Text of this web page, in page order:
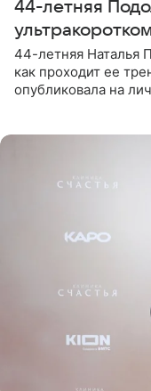
44-летняя
44-летняя Наталья
как проходит ее
опубликовала на